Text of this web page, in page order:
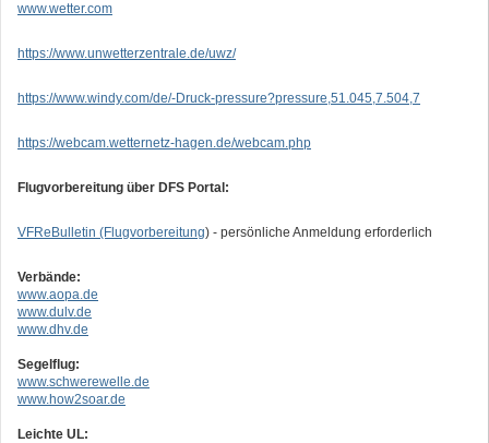
www.wetter.com
https://www.unwetterzentrale.de/uwz/
https://www.windy.com/de/-Druck-pressure?pressure,51.045,7.504,7
https://webcam.wetternetz-hagen.de/webcam.php
Flugvorbereitung über DFS Portal:
VFReBulletin (Flugvorbereitung) - persönliche Anmeldung erforderlich
Verbände:
www.aopa.de
www.dulv.de
www.dhv.de
Segelflug:
www.schwerewelle.de
www.how2soar.de
Leichte UL: